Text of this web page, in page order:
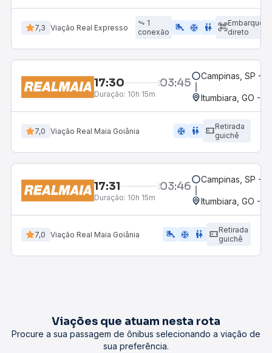
7,3 Viação Real Expresso
1
conexão
airline_seat_legroom_extra ac_unit wc
Embarque
direto
17:30 03:45
Duração: 10h 15m
Campinas, SP -
Itumbiara, GO -
7,0 Viação Real Maia Goiânia ac_unit wc
Retirada
guichê
17:31 03:46
Duração: 10h 15m
Campinas, SP -
Itumbiara, GO -
7,0 Viação Real Maia Goiânia airline_seat_legroom_extra ac_unit wc
Retirada
guichê
Viações que atuam nesta rota
Procure a sua passagem de ônibus selecionando a viação de
sua preferência.